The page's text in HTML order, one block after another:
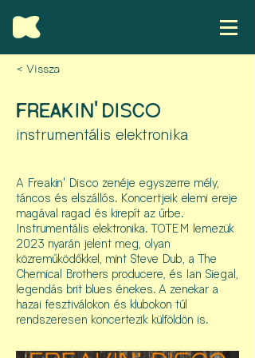
< Vissza
FREAKIN' DISCO
instrumentális elektronika
A Freakin' Disco zenéje egyszerre mély,
táncos és elszállós. Koncertjeik elemi ereje
magával ragad és kirepít az űrbe.
Instrumentális elektronika. TOTEM lemezük
2023 nyarán jelent meg, olyan
közreműködőkkel, mint Steve Dub, a The
Chemical Brothers producere, és Ian Siegal,
legendás brit blues énekes. A zenekar a
hazai fesztiválokon és klubokon túl
rendszeresen koncertezik külföldön is.